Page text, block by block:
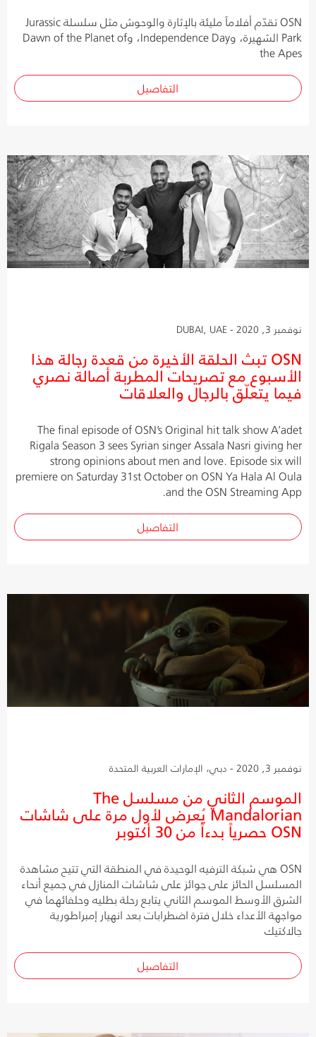
OSN تقدّم أفلاماً مليئة بالإثارة والوحوش مثل سلسلة Jurassic
Park الشهيرة، وIndependence Day، وDawn of the Planet of
the Apes
التفاصيل
نوفمبر 3, 2020 - DUBAI, UAE
OSN تبث الحلقة الأخيرة من قعدة رجالة هذا
الأسبوع مع تصريحات المطربة أصالة نصري
فيما يتعلّق بالرجال والعلاقات
The final episode of OSN’s Original hit talk show A’adet
Rigala Season 3 sees Syrian singer Assala Nasri giving her
strong opinions about men and love. Episode six will
premiere on Saturday 31st October on OSN Ya Hala Al Oula
and the OSN Streaming App.
التفاصيل
نوفمبر 3, 2020 - دبي، الإمارات العربية المتحدة
الموسم الثاني من مسلسل The
Mandalorian يُعرض لأول مرة على شاشات
OSN حصرياً بدءاً من 30 أكتوبر
OSN هي شبكة الترفيه الوحيدة في المنطقة التي تتيح مشاهدة
المسلسل الحائز على جوائز على شاشات المنازل في جميع أنحاء
الشرق الأوسط الموسم الثاني يتابع رحلة بطليه وحلفائهما في
مواجهة الأعداء خلال فترة اضطرابات بعد انهيار إمبراطورية
جالاكتيك
التفاصيل